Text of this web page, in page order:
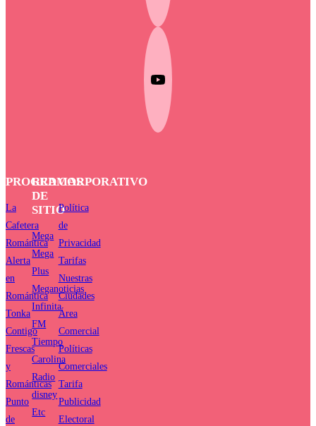
PROGRAMAS
La
Cafetera
Romántica
Alerta
en
Romántica
Tonka
Contigo
Frescas
y
Románticas
Punto
de
RED
DE
SITIO
Mega
Mega
Plus
Meganoticias
Infinita
FM
Tiempo
Carolina
Radio
disney
Etc
CORPORATIVO
Política
de
Privacidad
Tarifas
Nuestras
Ciudades
Área
Comercial
Políticas
Comerciales
Tarifa
Publicidad
Electoral